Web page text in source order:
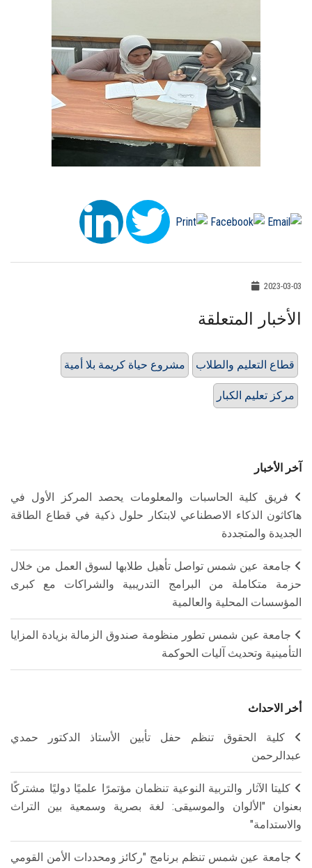
2023-03-03
الأخبار المتعلقة
مشروع حياة كريمة بلا أمية قطاع التعليم والطلاب
مركز تعليم الكبار
آخر الأخبار
فريق كلية الحاسبات والمعلومات يحصد المركز الأول في
هاكاثون الذكاء الاصطناعي لابتكار حلول ذكية في قطاع الطاقة
الجديدة والمتجددة
جامعة عين شمس تواصل تأهيل طلابها لسوق العمل من خلال
حزمة متكاملة من البرامج التدريبية والشراكات مع كبرى
المؤسسات المحلية والعالمية
جامعة عين شمس تطور منظومة صندوق الزمالة بزيادة المزايا
التأمينية وتحديث آليات الحوكمة
أخر الاحداث
كلية الحقوق تنظم حفل تأبين الأستاذ الدكتور حمدي
عبدالرحمن
كليتا الآثار والتربية النوعية تنظمان مؤتمرًا علميًا دوليًا مشتركًا
بعنوان "الألوان والموسيقى: لغة بصرية وسمعية بين التراث
والاستدامة"
جامعة عين شمس تنظم برنامج "ركائز ومحددات الأمن القومي